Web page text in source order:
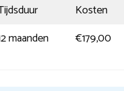
Kosten
maanden €179,00